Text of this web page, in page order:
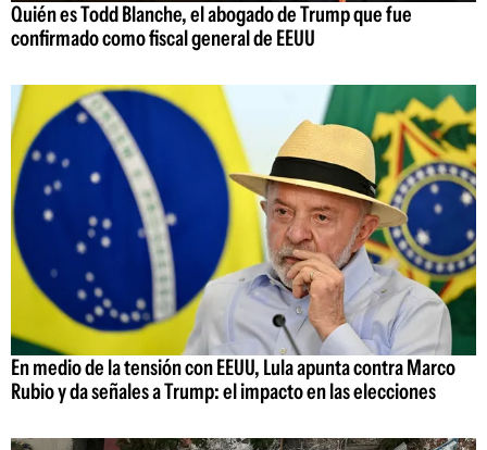
Quién es Todd Blanche, el abogado de Trump que fue
confirmado como fiscal general de EEUU
En medio de la tensión con EEUU, Lula apunta contra Marco
Rubio y da señales a Trump: el impacto en las elecciones